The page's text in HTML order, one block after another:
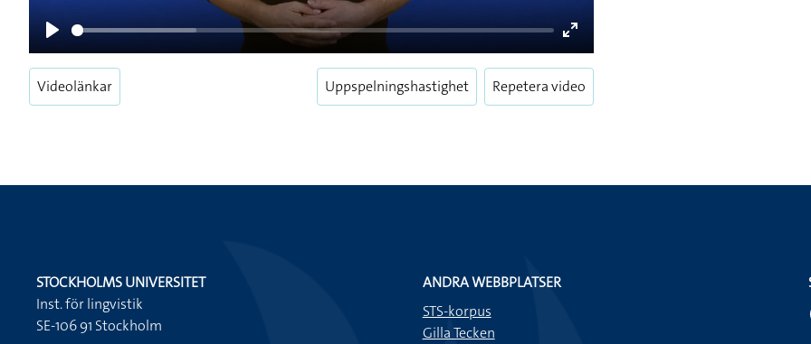
Play
Enter
fullscreen
Videolänkar Uppspelningshastighet Repetera video
STOCKHOLMS UNIVERSITET
Inst. för lingvistik
SE-106 91 Stockholm
ANDRA WEBBPLATSER
STS-korpus
Gilla Tecken